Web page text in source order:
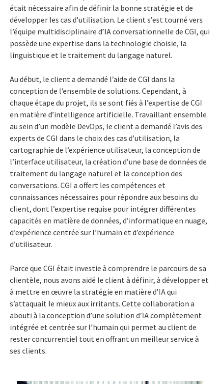
était nécessaire afin de définir la bonne stratégie et de
développer les cas d’utilisation. Le client s’est tourné vers
l’équipe multidisciplinaire d’IA conversationnelle de CGI, qui
possède une expertise dans la technologie choisie, la
linguistique et le traitement du langage naturel.
Au début, le client a demandé l’aide de CGI dans la
conception de l’ensemble de solutions. Cependant, à
chaque étape du projet, ils se sont fiés à l’expertise de CGI
en matière d’intelligence artificielle. Travaillant ensemble
au sein d’un modèle DevOps, le client a demandé l’avis des
experts de CGI dans le choix des cas d’utilisation, la
cartographie de l’expérience utilisateur, la conception de
l’interface utilisateur, la création d’une base de données de
traitement du langage naturel et la conception des
conversations. CGI a offert les compétences et
connaissances nécessaires pour répondre aux besoins du
client, dont l’expertise requise pour intégrer différentes
capacités en matière de données, d’informatique en nuage,
d’expérience centrée sur l’humain et d’expérience
d’utilisateur.
Parce que CGI était investie à comprendre le parcours de sa
clientèle, nous avons aidé le client à définir, à développer et
à mettre en œuvre la stratégie en matière d’IA qui
s’attaquait le mieux aux irritants. Cette collaboration a
abouti à la conception d’une solution d’IA complètement
intégrée et centrée sur l’humain qui permet au client de
rester concurrentiel tout en offrant un meilleur service à
ses clients.